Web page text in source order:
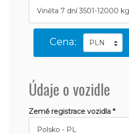
Cena:
Údaje o vozidle
Země registrace vozidla *